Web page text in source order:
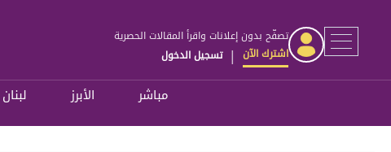
تصفّح بدون إعلانات واقرأ المقالات الحصرية
اشترك الآن | تسجيل الدخول
مباشر الأبرز لبنان